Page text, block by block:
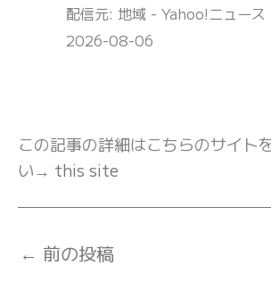
配信元: 地域 - Yahoo!ニュース
2026-08-06
この記事の詳細はこちらのサイト
い→ this site
← 前の投稿